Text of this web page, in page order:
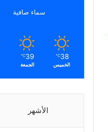
سماء صافية
38
℃
الخميس
39
℃
الجمعة
الأشهر